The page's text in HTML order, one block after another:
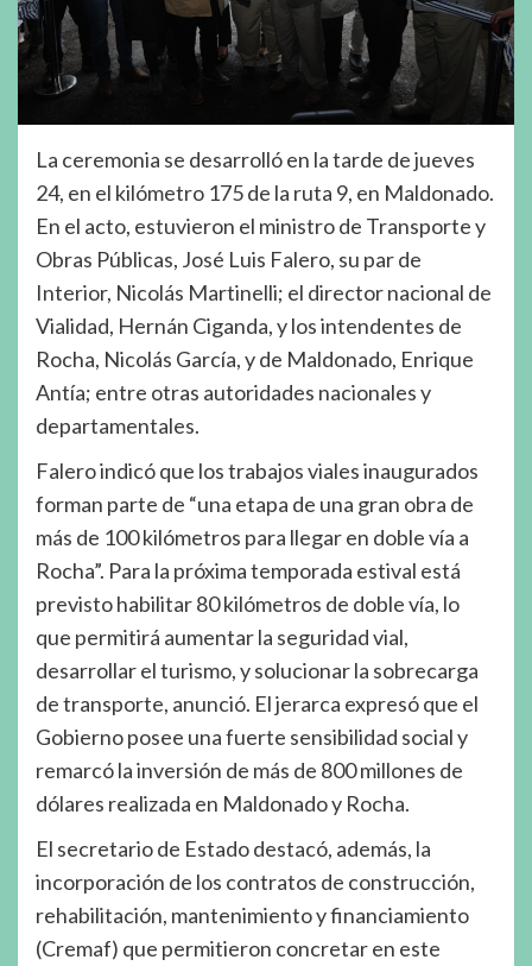
La ceremonia se desarrolló en la tarde de jueves
24, en el kilómetro 175 de la ruta 9, en Maldonado.
En el acto, estuvieron el ministro de Transporte y
Obras Públicas, José Luis Falero, su par de
Interior, Nicolás Martinelli; el director nacional de
Vialidad, Hernán Ciganda, y los intendentes de
Rocha, Nicolás García, y de Maldonado, Enrique
Antía; entre otras autoridades nacionales y
departamentales.
Falero indicó que los trabajos viales inaugurados
forman parte de “una etapa de una gran obra de
más de 100 kilómetros para llegar en doble vía a
Rocha”. Para la próxima temporada estival está
previsto habilitar 80 kilómetros de doble vía, lo
que permitirá aumentar la seguridad vial,
desarrollar el turismo, y solucionar la sobrecarga
de transporte, anunció. El jerarca expresó que el
Gobierno posee una fuerte sensibilidad social y
remarcó la inversión de más de 800 millones de
dólares realizada en Maldonado y Rocha.
El secretario de Estado destacó, además, la
incorporación de los contratos de construcción,
rehabilitación, mantenimiento y financiamiento
(Cremaf) que permitieron concretar en este